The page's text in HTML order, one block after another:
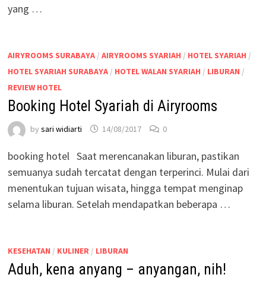
yang …
AIRYROOMS SURABAYA/ AIRYROOMS SYARIAH / HOTEL SYARIAH /
HOTEL SYARIAH SURABAYA/ HOTEL WALAN SYARIAH / LIBURAN /
REVIEW HOTEL
Booking Hotel Syariah di Airyrooms
by sari widiarti 14/08/2017 0
booking hotel Saat merencanakan liburan, pastikan
semuanya sudah tercatat dengan terperinci. Mulai dari
menentukan tujuan wisata, hingga tempat menginap
selama liburan. Setelah mendapatkan beberapa …
KESEHATAN / KULINER/ LIBURAN
Aduh, kena anyang – anyangan, nih!